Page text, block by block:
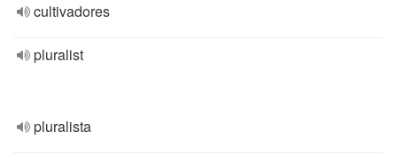
cultivadores
pluralist
pluralista